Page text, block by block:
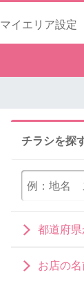
マイエリア設定
チラシを探
都道府
お店の